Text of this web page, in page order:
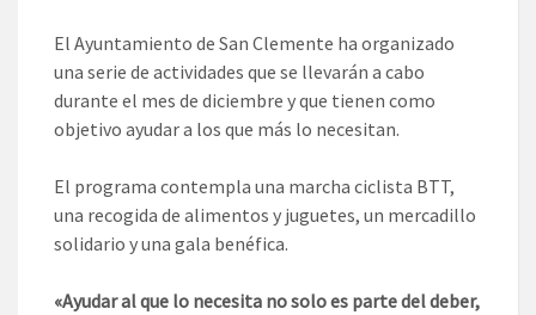
El Ayuntamiento de San Clemente ha organizado
una serie de actividades que se llevarán a cabo
durante el mes de diciembre y que tienen como
objetivo ayudar a los que más lo necesitan.
El programa contempla una marcha ciclista BTT,
una recogida de alimentos y juguetes, un mercadillo
solidario y una gala benéfica.
«Ayudar al que lo necesita no solo es parte del deber,